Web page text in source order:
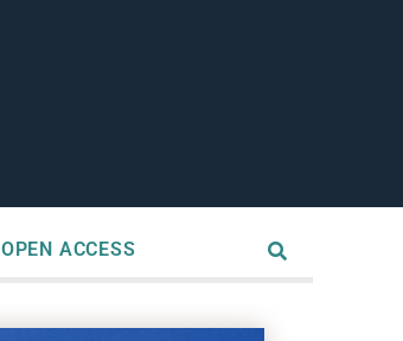
OPEN ACCESS